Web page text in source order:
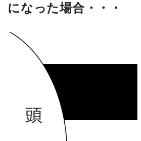
になった場合・・・